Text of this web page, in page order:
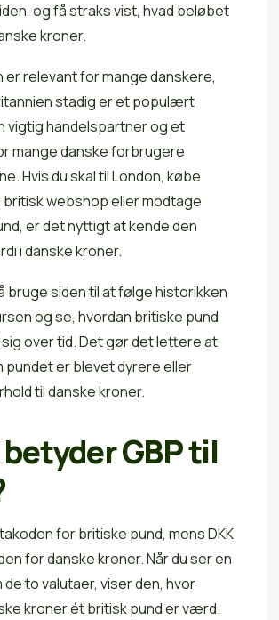
og få straks vist, hvad beløbet
kroner.
er relevant for mange danskere,
stadig er et populært
vigtig handelspartner og et
mange danske forbrugere
Hvis du skal til London, købe
britisk webshop eller modtage
er det nyttigt at kende den
i danske kroner.
bruge siden til at følge historikken
og se, hvordan britiske pund
over tid. Det gør det lettere at
pundet er blevet dyrere eller
til danske kroner.
GBP til
for britiske pund, mens DKK
for danske kroner. Når du ser en
de to valutaer, viser den, hvor
kroner ét britisk pund er værd.